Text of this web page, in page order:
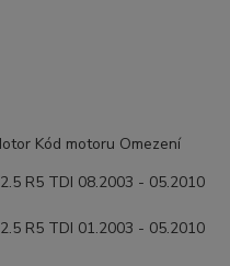
Kód motoru Omezení
R5 TDI 08.2003 - 05.2010
R5 TDI 01.2003 - 05.2010